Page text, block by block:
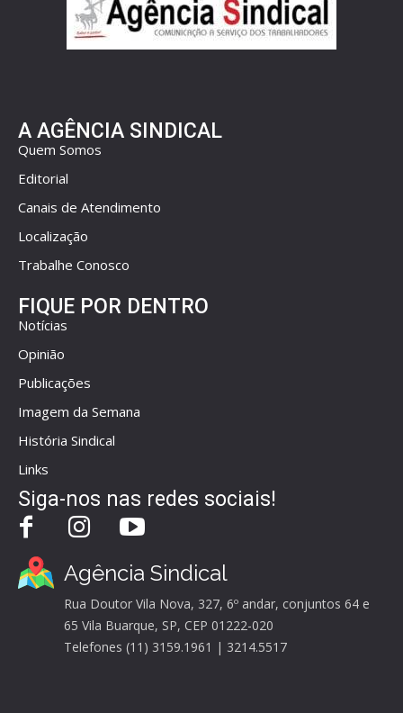
A AGÊNCIA SINDICAL
Quem Somos
Editorial
Canais de Atendimento
Localização
Trabalhe Conosco
FIQUE POR DENTRO
Notícias
Opinião
Publicações
Imagem da Semana
História Sindical
Links
Siga-nos nas redes sociais!
Agência Sindical
Rua Doutor Vila Nova, 327, 6º andar, conjuntos 64 e
65 Vila Buarque, SP, CEP 01222-020
Telefones (11) 3159.1961 | 3214.5517